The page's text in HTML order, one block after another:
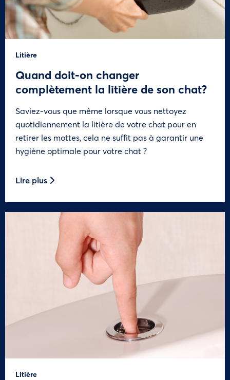
Litière
Quand doit-on changer
complètement la litière de son chat?
Saviez-vous que même lorsque vous nettoyez
quotidiennement la litière de votre chat pour en
retirer les mottes, cela ne suffit pas à garantir une
hygiène optimale pour votre chat ?
Lire plus
Litière